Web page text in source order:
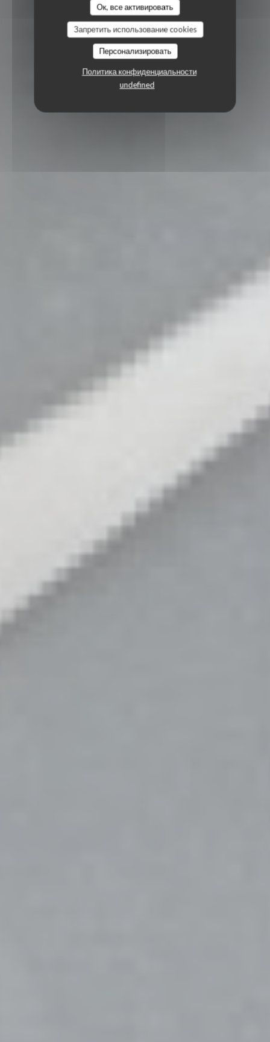
Ок, все активировать
Запретить использование cookies
Персонализировать
Политика конфиденциальности
undefined